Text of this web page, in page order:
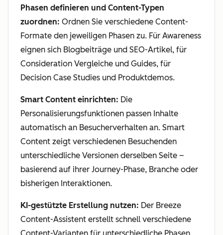
Phasen definieren und Content-Typen
zuordnen: Ordnen Sie verschiedene Content-
Formate den jeweiligen Phasen zu. Für Awareness
eignen sich Blogbeiträge und SEO-Artikel, für
Consideration Vergleiche und Guides, für
Decision Case Studies und Produktdemos.
Smart Content einrichten: Die
Personalisierungsfunktionen passen Inhalte
automatisch an Besucherverhalten an. Smart
Content zeigt verschiedenen Besuchenden
unterschiedliche Versionen derselben Seite –
basierend auf ihrer Journey-Phase, Branche oder
bisherigen Interaktionen.
KI-gestützte Erstellung nutzen: Der Breeze
Content-Assistent erstellt schnell verschiedene